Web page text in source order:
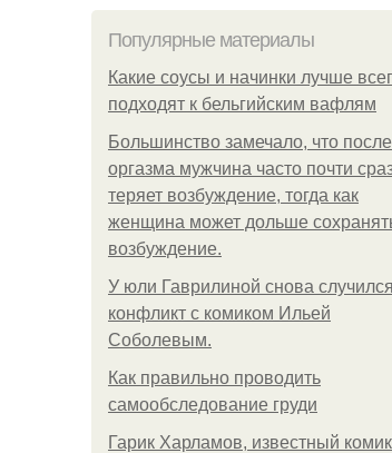
Популярные материалы
Какие соусы и начинки лучше
подходят к бельгийским вафлям
Большинство замечало, что после
оргазма мужчина часто почти
теряет возбуждение, тогда как
женщина может дольше
возбуждение.
У юли Гаврилиной снова случился
конфликт с комиком Ильей
Соболевым.
Как правильно проводить
самообследование груди
Гарик Харламов, известный